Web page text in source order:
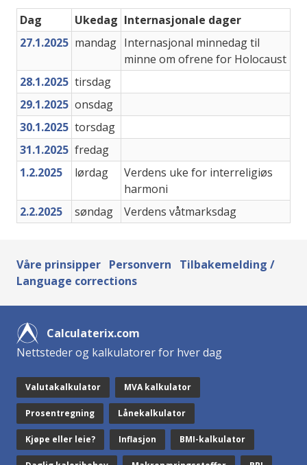
Dag Ukedag Internasjonale dager
27.1.2025 mandag Internasjonal minnedag til
minne om ofrene for Holocaust
28.1.2025 tirsdag
29.1.2025 onsdag
30.1.2025 torsdag
31.1.2025 fredag
1.2.2025
lørdag
Verdens uke for interreligiøs
harmoni
2.2.2025
søndag Verdens våtmarksdag
Våre prinsipper Personvern
Tilbakemelding /
Language corrections
Calculaterix.com
Nettsteder og kalkulatorer for hver dag
Valutakalkulator MVA kalkulator
Prosentregning Lånekalkulator
Kjøpe eller leie? Inflasjon BMI-kalkulator